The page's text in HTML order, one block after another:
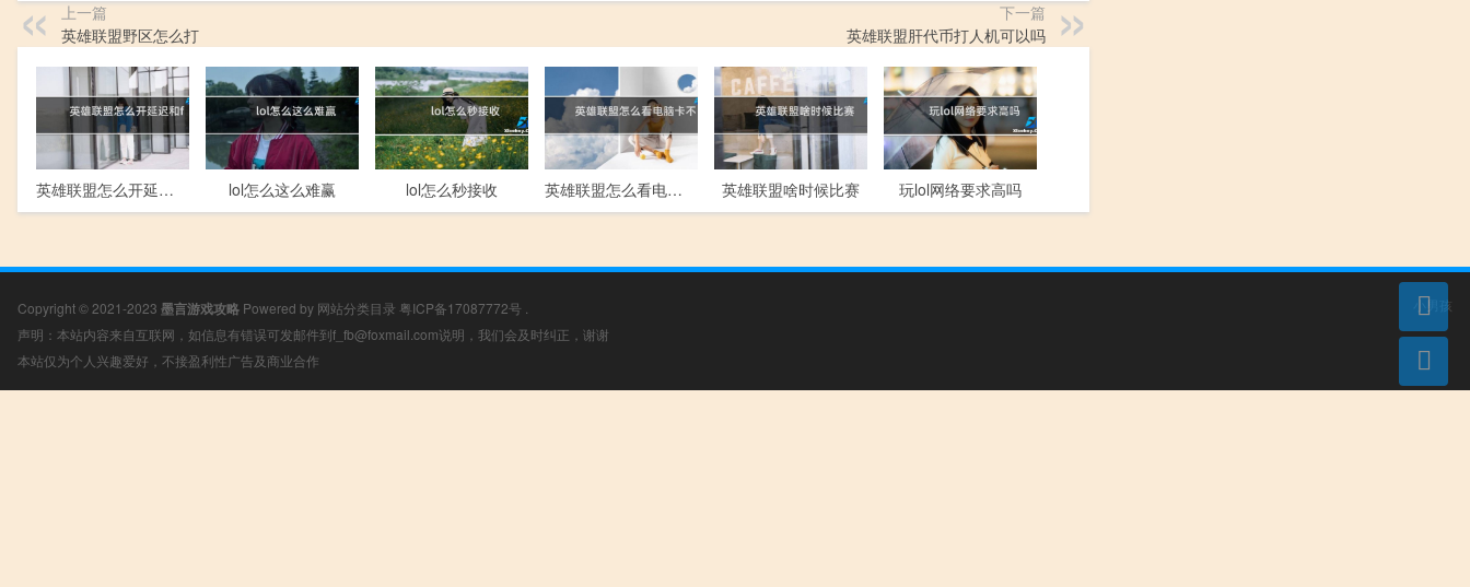
上一篇
英雄联盟野区怎么打
下一篇
英雄联盟肝代币打人机可以吗
英雄联盟怎么开延迟和fps lol怎么这么难赢 lol怎么秒接收 英雄联盟怎么看电脑卡不卡 英雄联盟啥时候比赛 玩lol网络要求高吗
Copyright © 2021-2023 墨言游戏攻略 Powered by 网站分类目录 粤ICP备17087772号
声明：本站内容来自互联网，如信息有错误可发邮件到f_fb@foxmail.com说明，我们会及时纠正，谢谢
本站仅为个人兴趣爱好，不接盈利性广告及商业合作
小男孩